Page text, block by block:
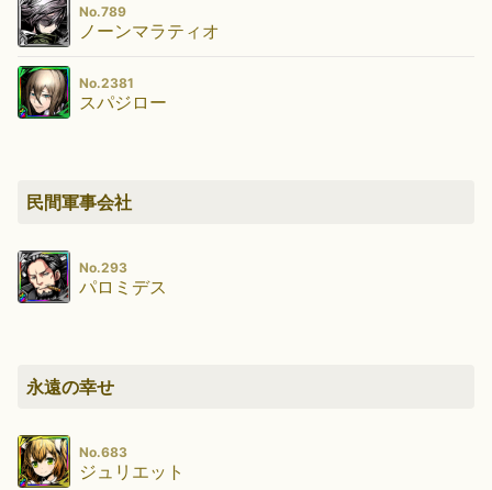
No.789
ノーンマラティオ
No.2381
スパジロー
民間軍事会社
No.293
パロミデス
永遠の幸せ
No.683
ジュリエット